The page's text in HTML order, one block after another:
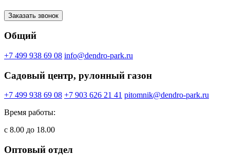
Заказать звонок
Общий
+7 499 938 69 08 info@dendro-park.ru
Садовый центр, рулонный газон
+7 499 938 69 08 +7 903 626 21 41 pitomnik@dendro-park.ru
Время работы:
с 8.00 до 18.00
Оптовый отдел